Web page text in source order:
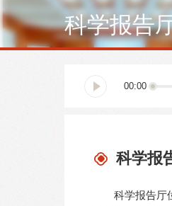
科学报告
00:00
科学报
科学报告厅